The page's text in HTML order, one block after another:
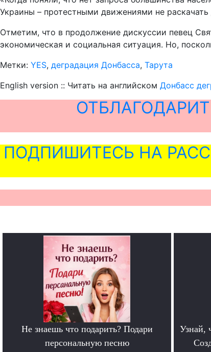
Украины – протестными движениями не
Отметим, что в продолжение дискуссии певец
экономическая и социальная ситуация. Но,
Метки: YES, деградация Донбасса, Тарута
English version :: Читать на английском Донбасс
ПОДПИШИТЕСЬ НА
Не знаешь что подарить? Подари
персональную песню
Узнай,